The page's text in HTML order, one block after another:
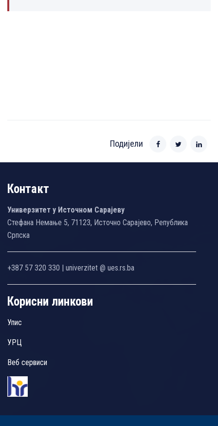
Подијели
Контакт
Универзитет у Источном Сарајеву
Стефана Немање 5, 71123, Источно Сарајево, Република
Српска
+387 57 320 330 | univerzitet @ ues.rs.ba
Корисни линкови
Упис
УРЦ
Веб сервиси